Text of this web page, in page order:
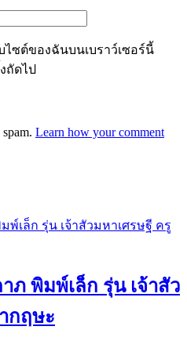
ซต์ของฉันบนเบราว์เซอร์นี้
ถัดไป
Learn how your comment
ภ พิมพ์เล็ก รุ่น เจ้าสัว
กฤษะ